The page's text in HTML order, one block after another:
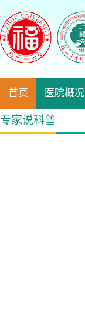
首页 医院概况
专家说科普